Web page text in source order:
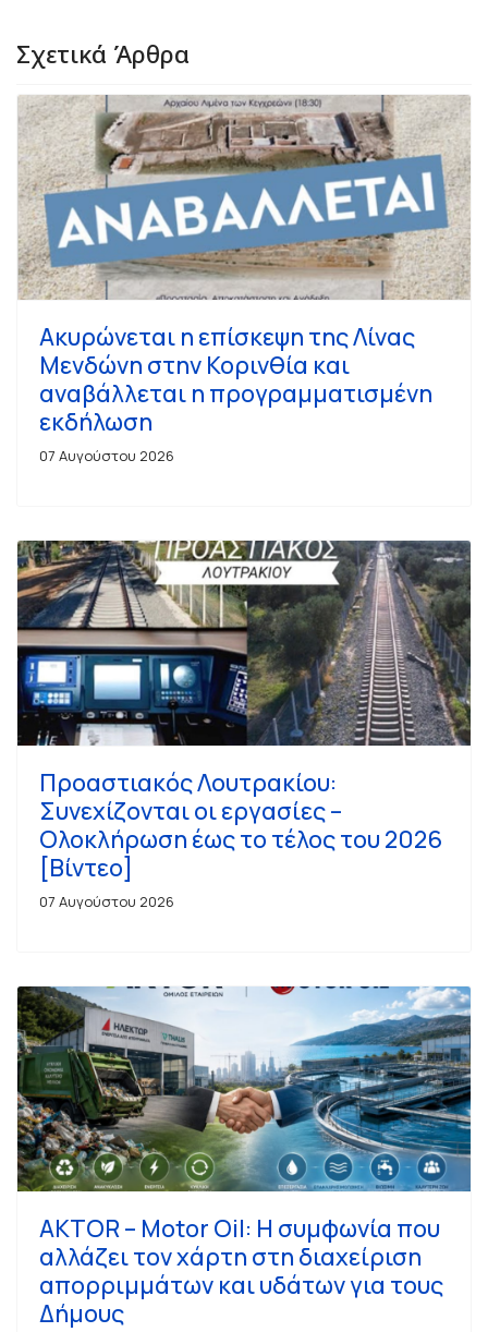
Σχετικά Άρθρα
Ακυρώνεται η επίσκεψη της Λίνας
Μενδώνη στην Κορινθία και
αναβάλλεται η προγραμματισμένη
εκδήλωση
07 Αυγούστου 2026
Προαστιακός Λουτρακίου:
Συνεχίζονται οι εργασίες –
Ολοκλήρωση έως το τέλος του 2026
[Βίντεο]
07 Αυγούστου 2026
AKTOR – Motor Oil: Η συμφωνία που
αλλάζει τον χάρτη στη διαχείριση
απορριμμάτων και υδάτων για τους
Δήμους